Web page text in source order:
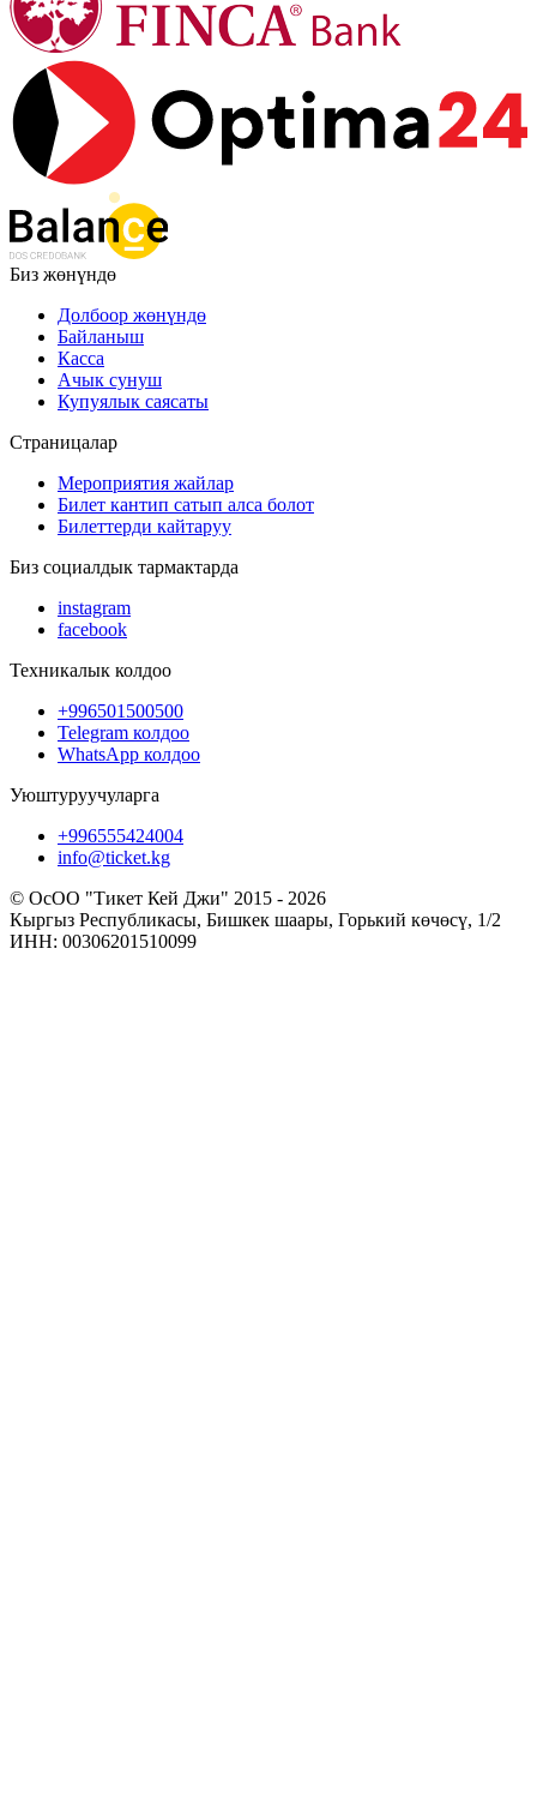
Биз жөнүндө
Долбоор жөнүндө
Байланыш
Касса
Ачык сунуш
Купуялык саясаты
Страницалар
Мероприятия жайлар
Билет кантип сатып алса болот
Билеттерди кайтаруу
Биз социалдык тармактарда
instagram
facebook
Техникалык колдоо
+996501500500
Telegram колдоо
WhatsApp колдоо
Уюштуруучуларга
+996555424004
info@ticket.kg
© ОсОО "Тикет Кей Джи" 2015 - 2026
Кыргыз Республикасы, Бишкек шаары, Горький көчөсү, 1/2
ИНН: 00306201510099